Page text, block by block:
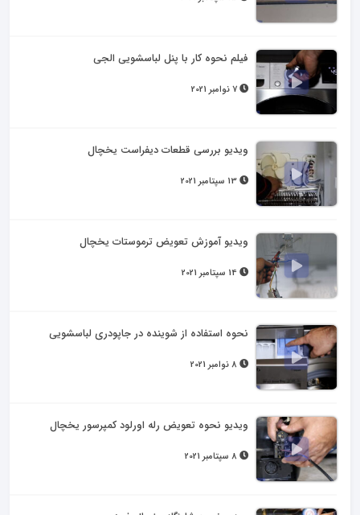
فیلم نحوه کار با پنل لباسشویی الجی
ویدیو بررسی قطعات دیفراست یخچال
ویدیو آموزش تعویض ترموستات یخچال
نحوه استفاده از شوینده در جاپودری لباسشویی
ویدیو نحوه تعویض رله اورلود کمپرسور یخچال